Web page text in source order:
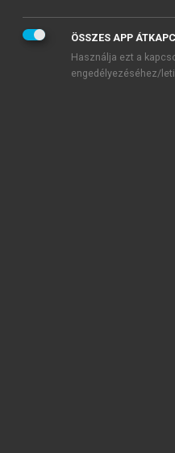
ÖSSZES APP
Használja ezt a
engedélyezéséhez/